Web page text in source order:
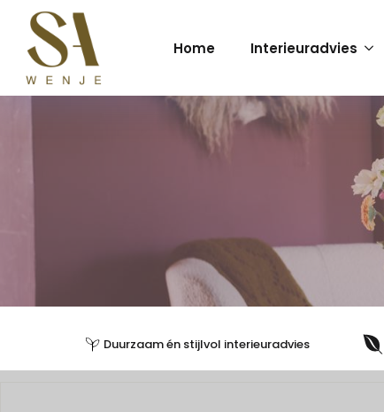
Home Interieuradvies
Duurzaam én stijlvol interieuradvies